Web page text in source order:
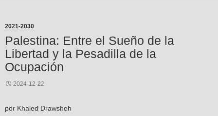
2021-2030
Palestina: Entre el Sueño de la
Libertad y la Pesadilla de la
Ocupación
2024-12-22
por Khaled Drawsheh